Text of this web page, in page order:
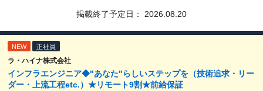
掲載終了予定日： 2026.08.20
NEW 正社員
ラ・ハイナ株式会社
インフラエンジニア◆"あなた"らしいステップを（技術追求・リー
ダー・上流工程etc.）★リモート9割★前給保証